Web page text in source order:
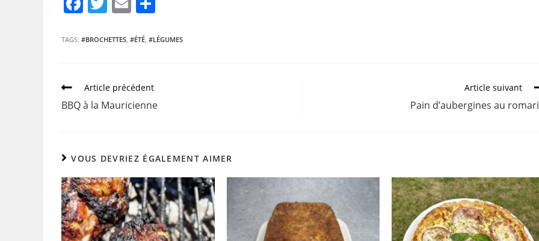
c
b
o
itt ai ta
TAGS: #BROCHETTES, #ÉTÉ, #LÉGUMES
Article précédent
BBQ à la Mauricienne
Article suivant
Pain d’aubergines au
VOUS DEVRIEZ ÉGALEMENT AIMER